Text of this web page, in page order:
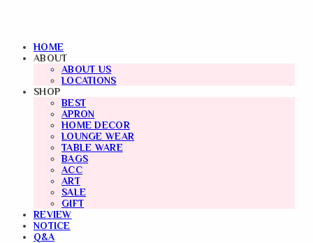
HOME
ABOUT
ABOUT US
LOCATIONS
SHOP
BEST
APRON
HOME DECOR
LOUNGE WEAR
TABLE WARE
BAGS
ACC
ART
SALE
GIFT
REVIEW
NOTICE
Q&A